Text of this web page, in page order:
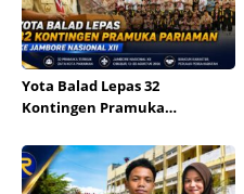
Yota Balad Lepas 32
Kontingen Pramuka
Nasional XII